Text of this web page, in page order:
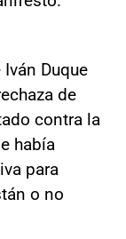
Duque
de
contra la
había
para
o no